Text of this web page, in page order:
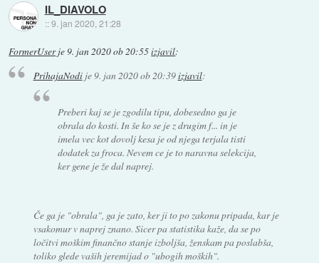
IL_DIAVOLO
::9. jan 2020, 21:28
FormerUserje9. jan 2020 ob 20:55izjavil:
PrihajaNodije 9. jan 2020 ob 20:39izjavil:
Preberi kaj se je zgodilu tipu, dobesedno ga je
obrala do kosti. In še ko se je z drugim f... in je
imela vec kot dovolj kesa je od njega terjala tisti
dodatek za froca. Nevem ce je to naravna selekcija,
ker gene je že dal naprej.
Če ga je "obrala", ga je zato, ker ji to po zakonu pripada, kar je
vsakomur v naprej znano. Sicer pa statistika kaže, da se po
ločitvi moškim finančno stanje izboljša, ženskam pa poslabša,
toliko glede vaših jeremijad o "ubogih moških".